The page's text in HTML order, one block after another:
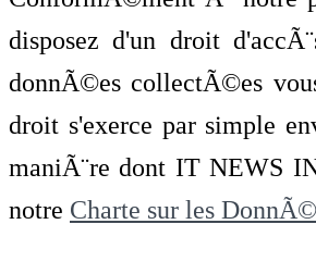
disposez d'un droit
donnÃ©es collectÃ©es
droit s'exerce par simple
maniÃ¨re dont IT NEWS
notre Charte sur les